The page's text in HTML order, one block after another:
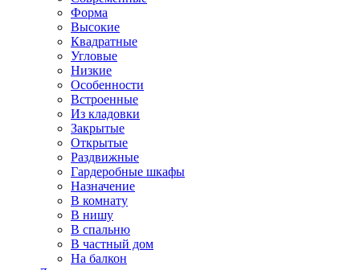
Форма
Высокие
Квадратные
Угловые
Низкие
Особенности
Встроенные
Из кладовки
Закрытые
Открытые
Раздвижные
Гардеробные шкафы
Назначение
В комнату
В нишу
В спальню
В частный дом
На балкон